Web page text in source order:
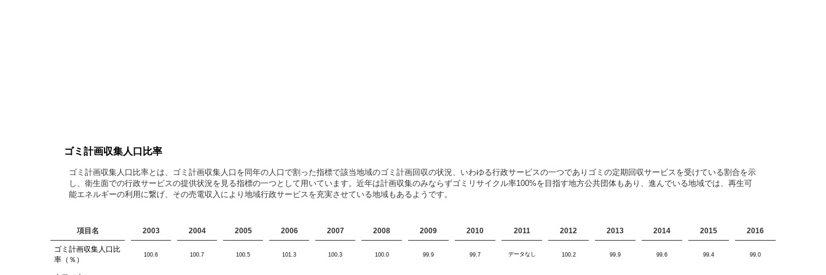
ゴミ計画収集人口比率
ゴミ計画収集人口比率とは、ゴミ計画収集人口を同年の人口で割った指標で該当地域のゴミ計画回収の状況、いわゆる行政サービスの一つでありゴミの定期回収サービスを受けている割合を示
し、衛生面での行政サービスの提供状況を見る指標の一つとして用いています。近年は計画収集のみならずゴミリサイクル率100%を目指す地方公共団体もあり、進んでいる地域では、再生可
能エネルギーの利用に繋げ、その売電収入により地域行政サービスを充実させている地域もあるようです。
項目名 2003 2004 2005 2006 2007 2008 2009 2010 2011 2012 2013 2014 2015 2016
ゴミ計画収集人口比
率（％）
100.6 100.7 100.5 101.3 100.3 100.0 99.9 99.7 データなし 100.2 99.9 99.6 99.4 99.0